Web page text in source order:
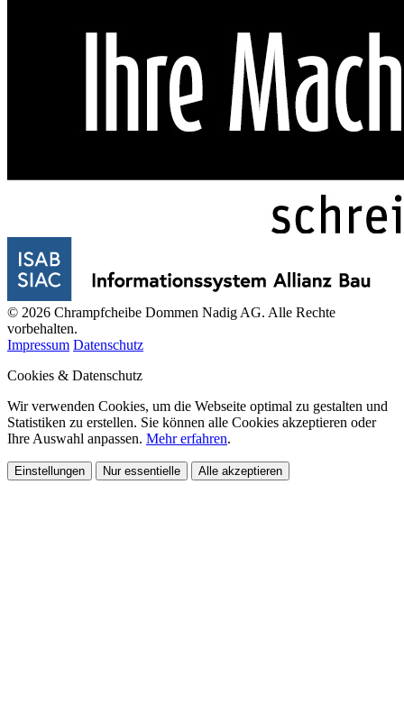
© 2026 Chrampfcheibe Dommen Nadig AG. Alle Rechte
vorbehalten.
Impressum Datenschutz
Cookies & Datenschutz
Wir verwenden Cookies, um die Webseite optimal zu gestalten und
Statistiken zu erstellen. Sie können alle Cookies akzeptieren oder
Ihre Auswahl anpassen. Mehr erfahren.
Einstellungen Nur essentielle Alle akzeptieren